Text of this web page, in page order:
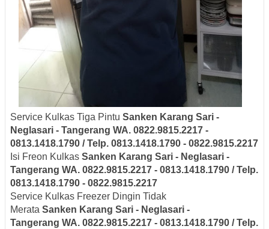
Service Kulkas Tiga Pintu Sanken Karang Sari -
Neglasari - Tangerang WA. 0822.9815.2217 -
0813.1418.1790 / Telp. 0813.1418.1790 - 0822.9815.2217
Isi Freon Kulkas Sanken Karang Sari - Neglasari -
Tangerang WA. 0822.9815.2217 - 0813.1418.1790 / Telp.
0813.1418.1790 - 0822.9815.2217
Service Kulkas Freezer Dingin Tidak
Merata Sanken Karang Sari - Neglasari -
Tangerang WA. 0822.9815.2217 - 0813.1418.1790 / Telp.